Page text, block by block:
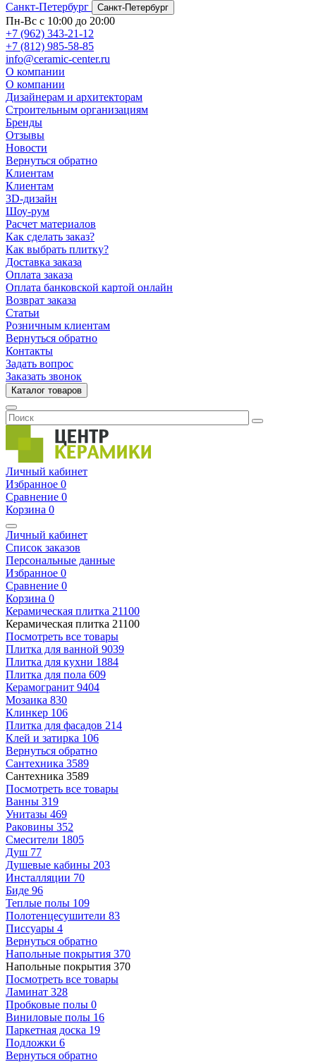
Санкт-Петербург
Санкт-Петербург
Пн-Вс с 10:00 до 20:00
+7 (962) 343-21-12
+7 (812) 985-58-85
info@ceramic-center.ru
О компании
О компании
Дизайнерам и архитекторам
Строительным организациям
Бренды
Отзывы
Новости
Вернуться обратно
Клиентам
Клиентам
3D-дизайн
Шоу-рум
Расчет материалов
Как сделать заказ?
Как выбрать плитку?
Доставка заказа
Оплата заказа
Оплата банковской картой онлайн
Возврат заказа
Статьи
Розничным клиентам
Вернуться обратно
Контакты
Задать вопрос
Заказать звонок
Каталог товаров
Личный кабинет
Избранное 0
Сравнение 0
Корзина 0
Личный кабинет
Список заказов
Персональные данные
Избранное 0
Сравнение 0
Корзина 0
Керамическая плитка 21100
Керамическая плитка 21100
Посмотреть все товары
Плитка для ванной 9039
Плитка для кухни 1884
Плитка для пола 609
Керамогранит 9404
Мозаика 830
Клинкер 106
Плитка для фасадов 214
Клей и затирка 106
Вернуться обратно
Сантехника 3589
Сантехника 3589
Посмотреть все товары
Ванны 319
Унитазы 469
Раковины 352
Смесители 1805
Душ 77
Душевые кабины 203
Инсталляции 70
Биде 96
Теплые полы 109
Полотенцесушители 83
Писсуары 4
Вернуться обратно
Напольные покрытия 370
Напольные покрытия 370
Посмотреть все товары
Ламинат 328
Пробковые полы 0
Виниловые полы 16
Паркетная доска 19
Подложки 6
Вернуться обратно